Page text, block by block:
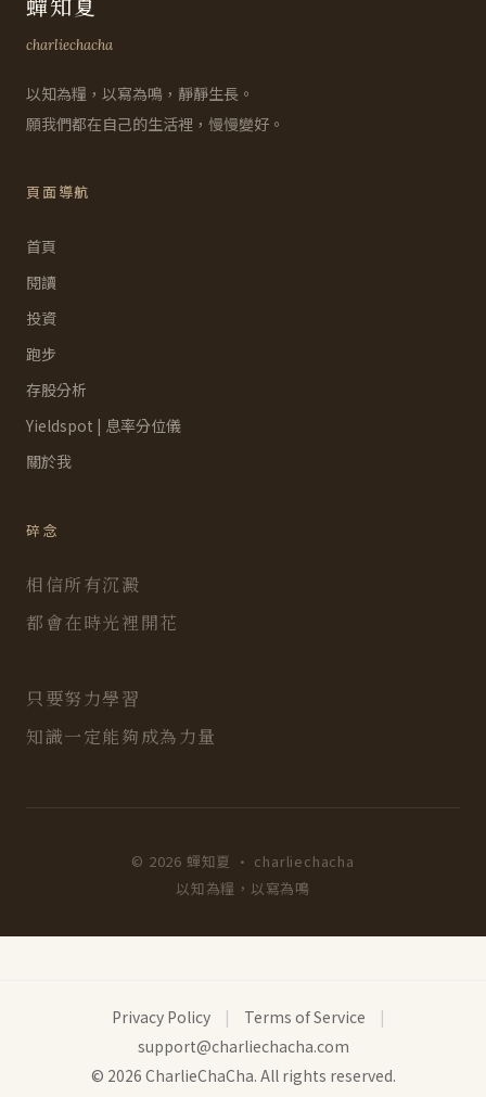
charliechacha
以知為糧，以寫為鳴，靜靜生長。
願我們都在自己的生活裡，慢慢變好。
頁面導航
首頁
閱讀
投資
跑步
存股分析
Yieldspot | 息率分位儀
關於我
碎念
相信所有沉澱
都會在時光裡開花
只要努力學習
知識一定能夠成為力量
© 2026 蟬知夏 · charliechacha
以知為糧，以寫為鳴
Privacy Policy | Terms of Service
|
support@charliechacha.com
© 2026 CharlieChaCha. All rights reserved.